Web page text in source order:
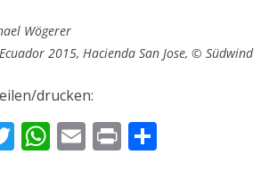
Wögerer
2015, Hacienda San Jose, © Südwind
drucken:
T W E Pr